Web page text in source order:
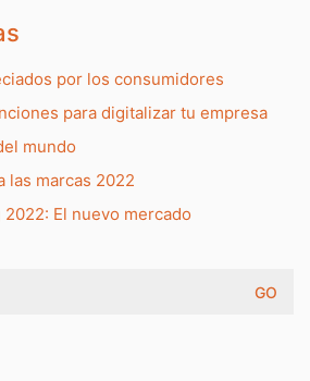
por los consumidores
para digitalizar tu empresa
mundo
las marcas 2022
El nuevo mercado